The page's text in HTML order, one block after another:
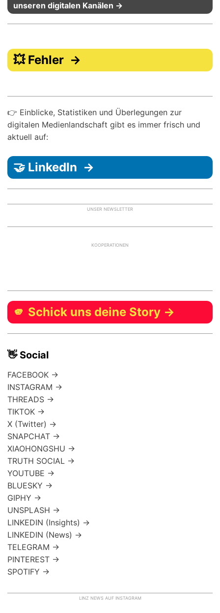
unseren digitalen Kanälen →
💥 Fehler →
👉 Einblicke, Statistiken und Überlegungen zur
digitalen Medienlandschaft gibt es immer frisch und
aktuell auf:
🤝 LinkedIn →
UNSER NEWSLETTER
KOOPERATIONEN
🫵 Schick uns deine Story →
👋 Social
FACEBOOK →
INSTAGRAM →
THREADS →
TIKTOK →
X (Twitter) →
SNAPCHAT →
XIAOHONGSHU →
TRUTH SOCIAL →
YOUTUBE →
BLUESKY →
GIPHY →
UNSPLASH →
LINKEDIN (Insights) →
LINKEDIN (News) →
TELEGRAM →
PINTEREST →
SPOTIFY →
LINZ NEWS AUF INSTAGRAM